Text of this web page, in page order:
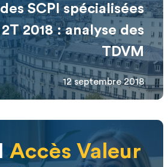
SCPI spécialisées
2018 : analyse des
TDVM
12 septembre 2018
Accès Valeur